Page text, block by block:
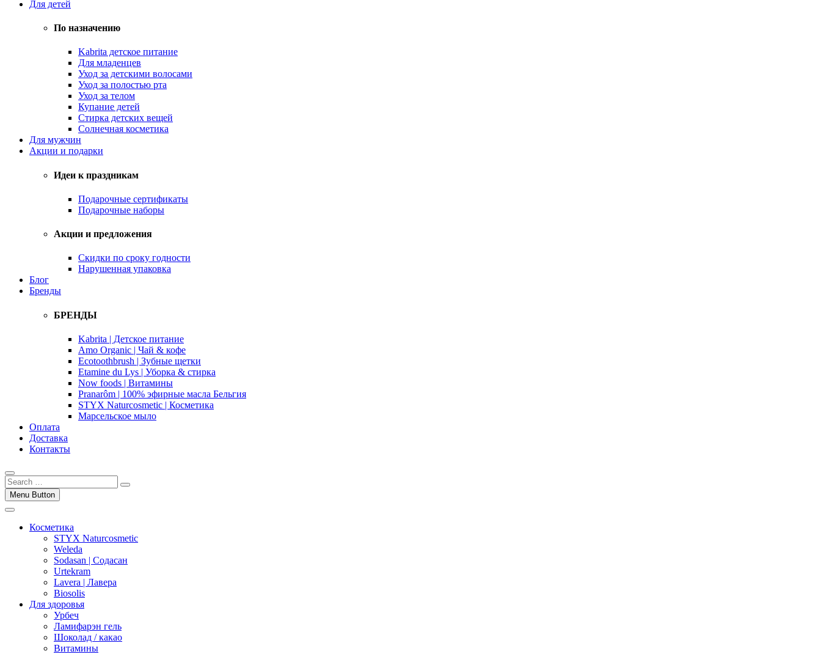
Для детей
По назначению
Kabrita детское питание
Для младенцев
Уход за детскими волосами
Уход за полостью рта
Уход за телом
Купание детей
Стирка детских вещей
Солнечная косметика
Для мужчин
Акции и подарки
Идеи к праздникам
Подарочные сертификаты
Подарочные наборы
Акции и предложения
Скидки по сроку годности
Нарушенная упаковка
Блог
Бренды
БРЕНДЫ
Kabrita | Детское питание
Amo Organic | Чай & кофе
Ecotoothbrush | Зубные щетки
Etamine du Lys | Уборка & стирка
Now foods | Витамины
Pranarôm | 100% эфирные масла Бельгия
STYX Naturcosmetic | Косметика
Марсельское мыло
Оплата
Доставка
Контакты
Menu Button
Косметика
STYX Naturcosmetic
Weleda
Sodasan | Содасан
Urtekram
Lavera | Лавера
Biosolis
Для здоровья
Урбеч
Ламифарэн гель
Шоколад / какао
Витамины